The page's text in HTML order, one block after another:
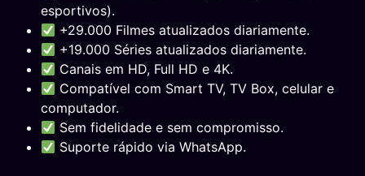
esportivos).
+29.000 Filmes atualizados diariamente.
+19.000 Séries atualizados diariamente.
Canais em HD, Full HD e 4K.
Compatível com Smart TV, TV Box, celular e
computador.
Sem fidelidade e sem compromisso.
Suporte rápido via WhatsApp.